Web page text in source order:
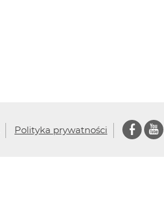
Polityka prywatności